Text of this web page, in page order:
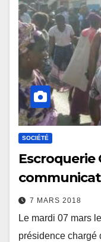
SOCIÉTÉ
Escroquerie
7 MARS 2018
Le mardi 07 mars
présidence chargé